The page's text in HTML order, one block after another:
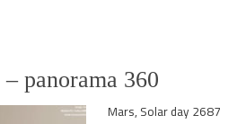
panorama 360
Mars, Solar day 2687